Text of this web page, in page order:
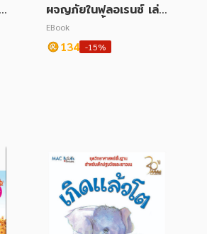
ผจญภัยในฟลอเรนซ์ เล่ม
24 ชุด คุกกี้้รันผจญภัย
EBook
134 -15%